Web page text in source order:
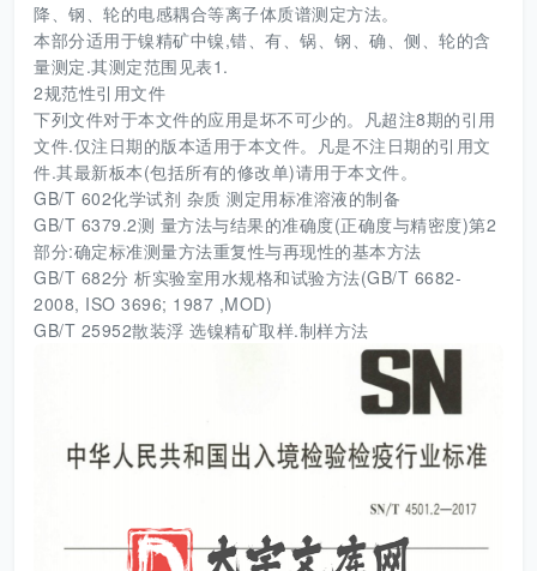
降、钢、轮的电感耦合等离子体质谱测定方法。
本部分适用于镍精矿中镍,错、有、锅、钢、确、侧、轮的含
量测定.其测定范围见表1.
2规范性引用文件
下列文件对于本文件的应用是坏不可少的。凡超注8期的引用
文件.仅注日期的版本适用于本文件。凡是不注日期的引用文
件.其最新板本(包括所有的修改单)请用于本文件。
GB/T 602化学试剂 杂质 测定用标准溶液的制备
GB/T 6379.2测 量方法与结果的准确度(正确度与精密度)第2
部分:确定标准测量方法重复性与再现性的基本方法
GB/T 682分 析实验室用水规格和试验方法(GB/T 6682-
2008, ISO 3696; 1987 ,MOD)
GB/T 25952散装浮 选镍精矿取样.制样方法